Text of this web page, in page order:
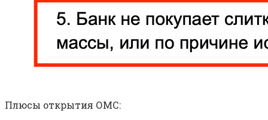
Плюсы открытия ОМС: